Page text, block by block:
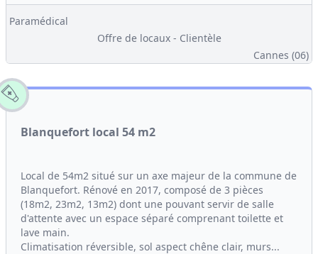
Paramédical
Offre de locaux - Clientèle
Cannes (06)
Blanquefort local 54 m2
Local de 54m2 situé sur un axe majeur de la commune de
Blanquefort. Rénové en 2017, composé de 3 pièces
(18m2, 23m2, 13m2) dont une pouvant servir de salle
d'attente avec un espace séparé comprenant toilette et
lave main.
Climatisation réversible, sol aspect chêne clair, murs...